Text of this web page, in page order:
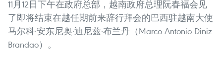
11月12日下午在政府总部，越南政府总理阮春福会见
了即将结束在越任期前来辞行拜会的巴西驻越南大使
马尔科·安东尼奥·迪尼兹·布兰丹（Marco Antonio Diniz
Brandao）。